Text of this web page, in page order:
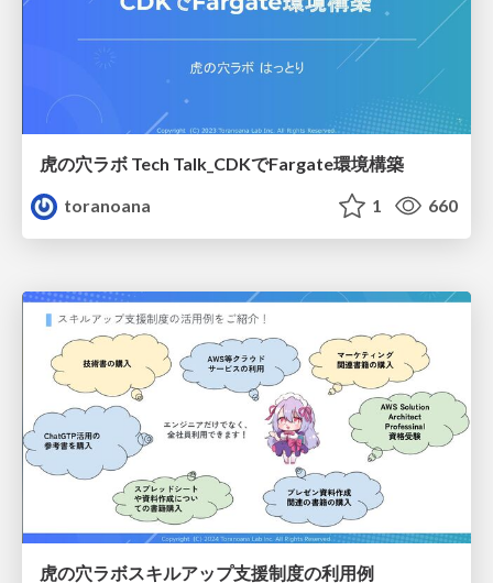
虎の穴ラボ Tech Talk_CDKでFargate環境構築
toranoana
1 660
虎の穴ラボスキルアップ支援制度の利用例